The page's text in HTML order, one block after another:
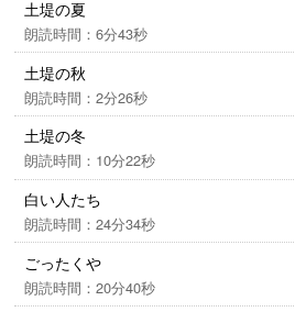
土堤の夏
朗読時間：6分43秒
土堤の秋
朗読時間：2分26秒
土堤の冬
朗読時間：10分22秒
白い人たち
朗読時間：24分34秒
ごったくや
朗読時間：20分40秒